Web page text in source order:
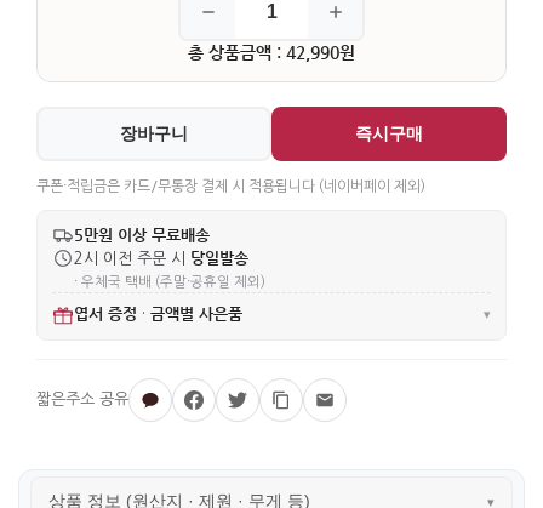
총 상품금액 : 42,990원
장바구니 즉시구매
쿠폰·적립금은 카드/무통장 결제 시 적용됩니다 (네이버페이 제외)
5만원 이상 무료배송
2시 이전 주문 시 당일발송
· 우체국 택배 (주말·공휴일 제외)
엽서 증정 · 금액별 사은품 ▾
상품 정보 (원산지 · 제원 · 무게 등) ▾